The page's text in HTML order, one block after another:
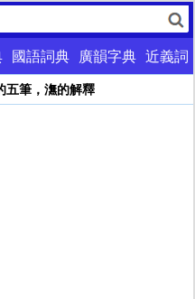
國語詞典 廣韻字典 近義詞
五筆，潕的解釋